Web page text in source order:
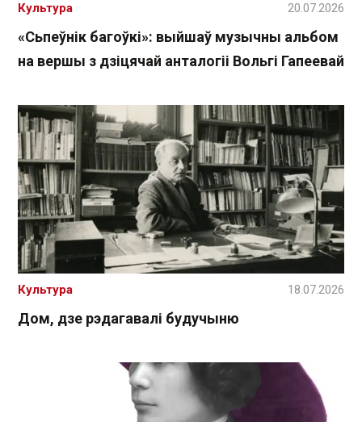
«Сьпеўнік багоўкі»: выйшаў музычны альбом
на вершы з дзіцячай анталогіі Вольгі Гапеевай
Культура 20.07.2026
Дом, дзе рэдагавалі будучыню
Культура 18.07.2026